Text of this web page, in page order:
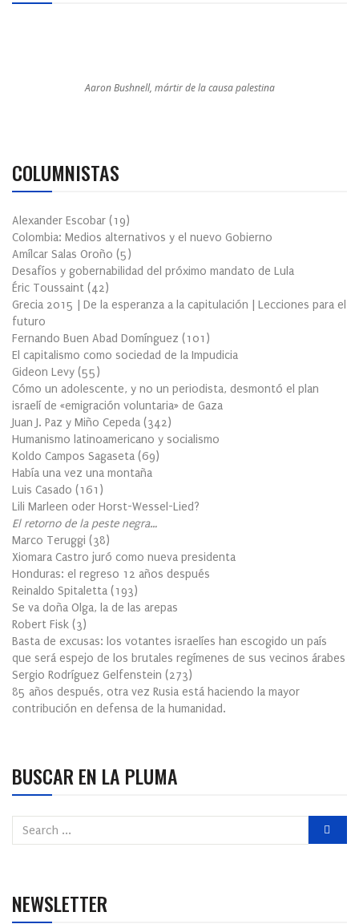
Aaron Bushnell, mártir de la causa palestina
COLUMNISTAS
Alexander Escobar (19)
Colombia: Medios alternativos y el nuevo Gobierno
Amílcar Salas Oroño (5)
Desafíos y gobernabilidad del próximo mandato de Lula
Éric Toussaint (42)
Grecia 2015 | De la esperanza a la capitulación | Lecciones para el
futuro
Fernando Buen Abad Domínguez (101 )
El capitalismo como sociedad de la Impudicia
Gideon Levy (55)
Cómo un adolescente, y no un periodista, desmontó el plan
israelí de «emigración voluntaria» de Gaza
Juan J. Paz y Miño Cepeda (342)
Humanismo latinoamericano y socialismo
Koldo Campos Sagaseta (69)
Había una vez una montaña
Luis Casado (161 )
Lili Marleen oder Horst-Wessel-Lied?
El retorno de la peste negra…
Marco Teruggi (38)
Xiomara Castro juró como nueva presidenta
Honduras: el regreso 12 años después
Reinaldo Spitaletta (193)
Se va doña Olga, la de las arepas
Robert Fisk (3)
Basta de excusas: los votantes israelíes han escogido un país
que será espejo de los brutales regímenes de sus vecinos árabes
Sergio Rodríguez Gelfenstein (273)
85 años después, otra vez Rusia está haciendo la mayor
contribución en defensa de la humanidad.
BUSCAR EN LA PLUMA
NEWSLETTER